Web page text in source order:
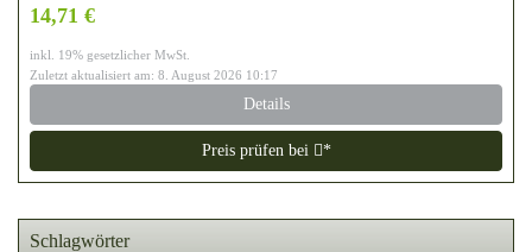
14,71 €
inkl. 19% gesetzlicher MwSt.
Zuletzt aktualisiert am: 8. August 2026 10:17
Details
Preis prüfen bei *
Schlagwörter